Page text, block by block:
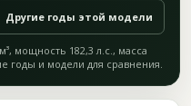
Другие годы этой модели
мощность 182,3 л.с., масса
годы и модели для сравнения.